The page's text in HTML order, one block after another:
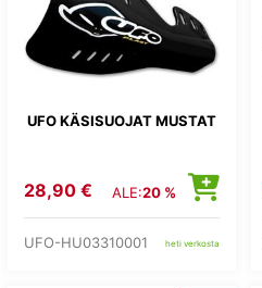
UFO KÄSISUOJAT MUSTAT
28,90 € ALE:20 %
UFO-HU03310001 heti verkosta